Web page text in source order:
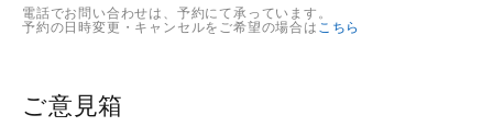
電話でお問い合わせは、予約にて承っています。
予約の日時変更・キャンセルをご希望の場合は こちら
ご意見箱